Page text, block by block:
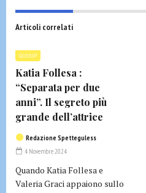
Articoli correlati
GOSSIP
Katia Follesa :
“Separata per due
anni”. Il segreto più
grande dell’attrice
Redazione Spetteguless
4 Novembre 2024
Quando Katia Follesa e
Valeria Graci appaiono sullo